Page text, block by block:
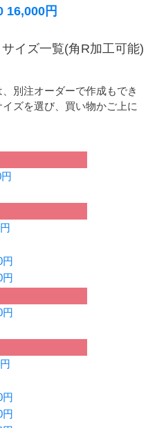
16,000円
イズ一覧(角R加工可能)
別注オーダーで作成もでき
ズを選び、買い物かご上に
円
円
円
円
円